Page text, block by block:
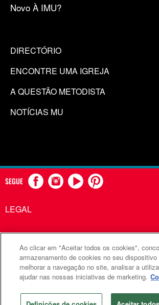
Novo À IMU?
DIRECTÓRIO
ENCONTRE UMA IGREJA
A QUESTÃO METODISTA
NOTÍCIAS MU
SEGUE
LEGAL
Comunicações Metodistas Unidas é uma
Metodista Unida
©2026 Comunicações Metodistas Unidas.
reservados
Ao clicar em "Aceitar todos os cookies",
armazenamento de cookies no seu dispositivo
melhorar a navegação no site, analisar a
ajudar nas nossas iniciativas de marketing.